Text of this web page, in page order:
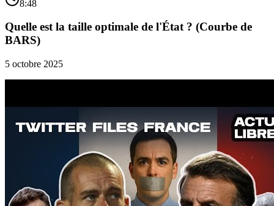
8:48
Quelle est la taille optimale de l'État ? (Courbe de
BARS)
5 octobre 2025